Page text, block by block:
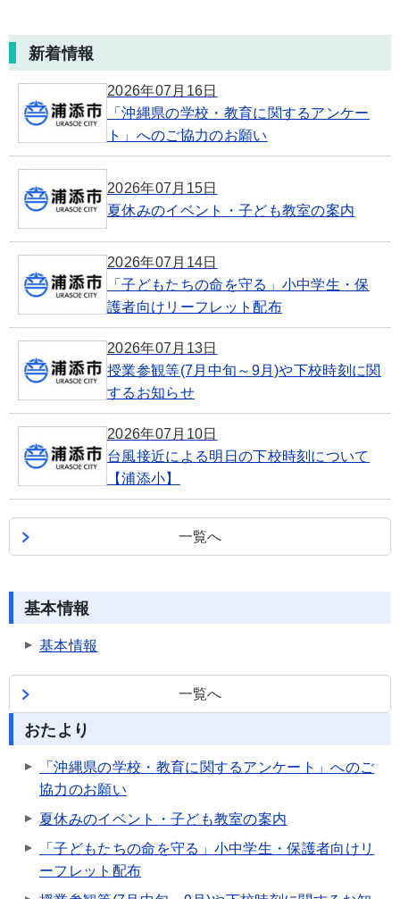
新着情報
2026年07月16日
「沖縄県の学校・教育に関するアンケー
ト」へのご協力のお願い
2026年07月15日
夏休みのイベント・子ども教室の案内
2026年07月14日
「子どもたちの命を守る」小中学生・保
護者向けリーフレット配布
2026年07月13日
授業参観等(7月中旬～9月)や下校時刻に関
するお知らせ
2026年07月10日
台風接近による明日の下校時刻について
【浦添小】
一覧へ
基本情報
基本情報
一覧へ
おたより
「沖縄県の学校・教育に関するアンケート」へのご
協力のお願い
夏休みのイベント・子ども教室の案内
「子どもたちの命を守る」小中学生・保護者向けリ
ーフレット配布